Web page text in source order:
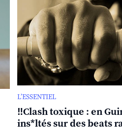
L’ESSENTIEL
‼️Clash toxique : en
ins*ltés sur des beats